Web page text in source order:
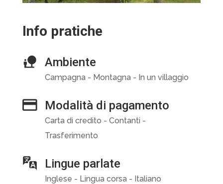
Info pratiche
Ambiente
Campagna - Montagna - In un villaggio
Modalità di pagamento
Carta di credito - Contanti -
Trasferimento
Lingue parlate
Inglese - Lingua corsa - Italiano